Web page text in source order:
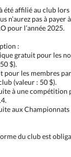
été affilié au club lors
n’aurez pas à payer
pour l’année 2025.
:
gratuit pour les
$).
pour les membres
(valeur : 50 $).
à une compétition
aux
du club est